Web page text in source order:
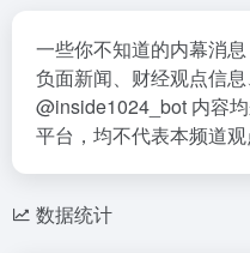
一些你不知道的内幕消
负面新闻、财经观点信
@inside1024_bot 内容
平台，均不代表本频道
数据统计